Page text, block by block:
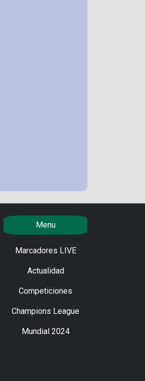
Menu
Marcadores LIVE
Actualidad
Competiciones
Champions League
Mundial 2024